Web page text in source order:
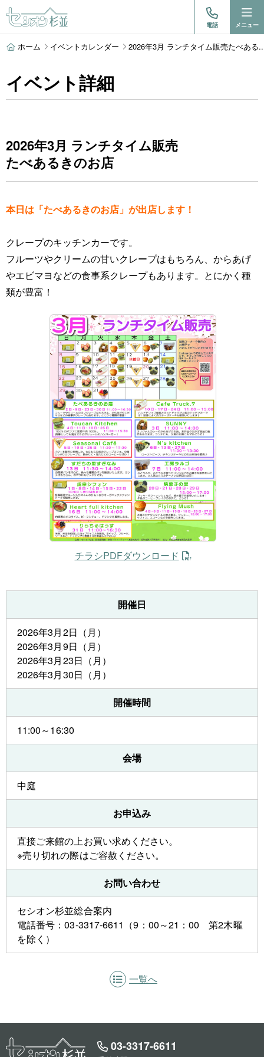
電話 メニュー
ホーム イベントカレンダー 2026年3月 ランチタイム販売たべある
イベント詳細
2026年3月 ランチタイム販売
たべあるきのお店
本日は「たべあるきのお店」が出店します！
クレープのキッチンカーです。
フルーツやクリームの甘いクレープはもちろん、からあげ
やエビマヨなどの食事系クレープもあります。とにかく種
類が豊富！
チラシPDFダウンロード
開催日
2026年3月2日（月）
2026年3月9日（月）
2026年3月23日（月）
2026年3月30日（月）
開催時間
11:00～16:30
会場
中庭
お申込み
直接ご来館の上お買い求めください。
※売り切れの際はご容赦ください。
お問い合わせ
セシオン杉並総合案内
電話番号：03-3317-6611（9：00～21：00 第2木曜
を除く）
一覧へ
03-3317-6611